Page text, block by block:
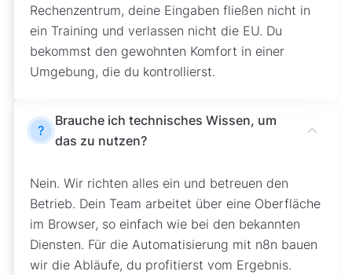
Rechenzentrum, deine Eingaben fließen nicht in
ein Training und verlassen nicht die EU. Du
bekommst den gewohnten Komfort in einer
Umgebung, die du kontrollierst.
?
Brauche ich technisches Wissen, um
das zu nutzen?
Nein. Wir richten alles ein und betreuen den
Betrieb. Dein Team arbeitet über eine Oberfläche
im Browser, so einfach wie bei den bekannten
Diensten. Für die Automatisierung mit n8n bauen
wir die Abläufe, du profitierst vom Ergebnis.